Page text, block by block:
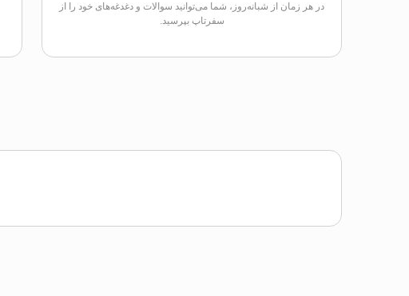
در هر زمان از شبانه‌روز، شما می‌توانید سوالات و دغدغه‌های خود را از
سفرتاپ بپرسید.